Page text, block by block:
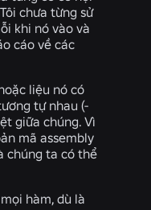
chưa từng sử
khi nó vào và
cáo về các
liệu nó có
tự nhau (-
giữa chúng. Vì
mã assembly
chúng ta có thể
hàm, dù là